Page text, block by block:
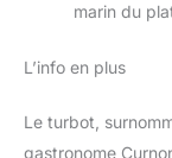
marin du
L’info en plus
Le turbot,
gastronome